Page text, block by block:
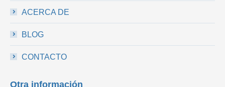
ACERCA DE
BLOG
CONTACTO
Otra información